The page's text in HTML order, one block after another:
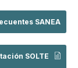
SANEA
SOLTE